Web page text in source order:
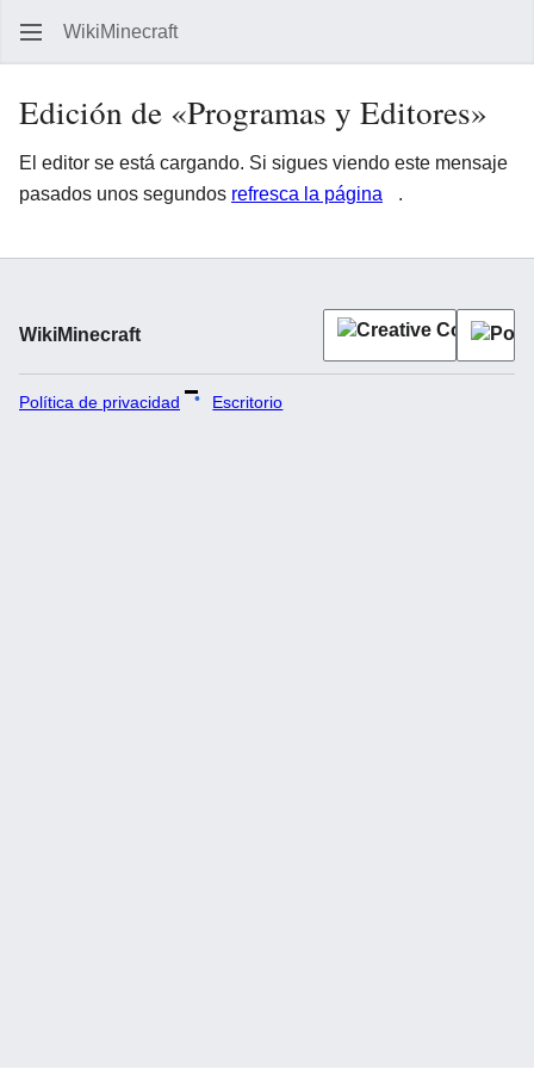
WikiMinecraft
Edición de «Programas y Editores»
El editor se está cargando. Si sigues viendo este mensaje
pasados unos segundos refresca la página .
WikiMinecraft
Política de privacidad Escritorio